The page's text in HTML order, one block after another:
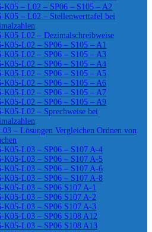
K05 – L02 – SP06 – S105 – A2
K05 – L02 – Stellenwerttafel bei
K05-L02 – Dezimalschreibweise
K05-L02 – SP06 – S105 – A1
K05-L02 – SP06 – S105 – A3
K05-L02 – SP06 – S105 – A4
K05-L02 – SP06 – S105 – A5
K05-L02 – SP06 – S105 – A6
K05-L02 – SP06 – S105 – A7
K05-L02 – SP06 – S105 – A9
K05-L02 – Sprechweise bei
– Lösungen Vergleichen Ordnen von
K05-L03 – SP06 – S107 A-4
K05-L03 – SP06 – S107 A-5
K05-L03 – SP06 – S107 A-6
K05-L03 – SP06 – S107 A-8
K05-L03 – SP06 S107 A-1
K05-L03 – SP06 S107 A-2
K05-L03 – SP06 S107 A-3
K05-L03 – SP06 S108 A12
K05-L03 – SP06 S108 A13